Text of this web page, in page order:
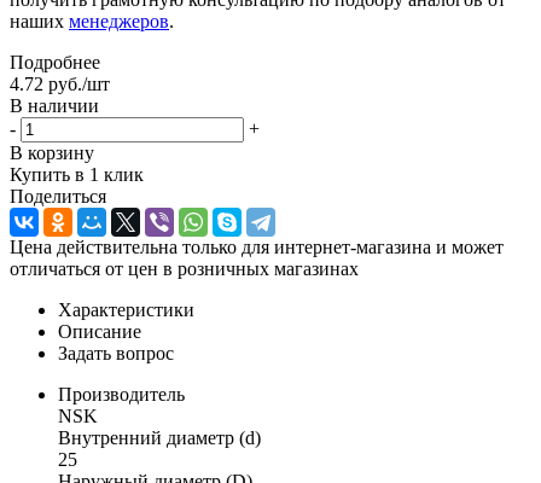
наших менеджеров.
Подробнее
4.72 руб./шт
В наличии
-
+
В корзину
Купить в 1 клик
Поделиться
Цена действительна только для интернет-магазина и может
отличаться от цен в розничных магазинах
Характеристики
Описание
Задать вопрос
Производитель
NSK
Внутренний диаметр (d)
25